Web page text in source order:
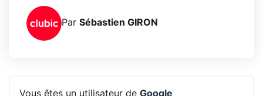
Par Sébastien GIRON
Vous êtes un utilisateur de Google